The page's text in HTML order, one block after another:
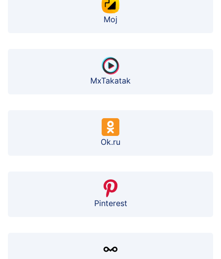
Moj
MxTakatak
Ok.ru
Pinterest